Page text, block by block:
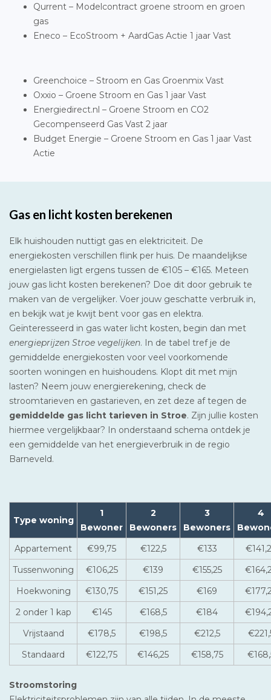
Qurrent – Modelcontract groene stroom en groen
gas
Eneco – EcoStroom + AardGas Actie 1 jaar Vast
Greenchoice – Stroom en Gas Groenmix Vast
Oxxio – Groene Stroom en Gas 1 jaar Vast
Energiedirect.nl – Groene Stroom en CO2
Gecompenseerd Gas Vast 2 jaar
Budget Energie – Groene Stroom en Gas 1 jaar Vast
Actie
Gas en licht kosten berekenen
Elk huishouden nuttigt gas en elektriciteit. De
energiekosten verschillen flink per huis. De maandelijkse
energielasten ligt ergens tussen de €105 – €165. Meteen
jouw gas licht kosten berekenen? Doe dit door gebruik te
maken van de vergelijker. Voer jouw geschatte verbruik in,
en bekijk wat je kwijt bent voor gas en elektra.
Geïnteresseerd in gas water licht kosten, begin dan met
energieprijzen Stroe vegelijken. In de tabel tref je de
gemiddelde energiekosten voor veel voorkomende
soorten woningen en huishoudens. Klopt dit met mijn
lasten? Neem jouw energierekening, check de
stroomtarieven en gastarieven, en zet deze af tegen de
gemiddelde gas licht tarieven in Stroe. Zijn jullie kosten
hiermee vergelijkbaar? In onderstaand schema ontdek je
een gemiddelde van het energieverbruik in de regio
Barneveld.
Type woning
1
Bewoner
2
Bewoners
3
Bewoners
4
Appartement
€99,75 €122,5 €133
Tussenwoning
€106,25 €139 €155,25
Hoekwoning
€130,75 €151,25 €169
2 onder 1 kap
€145 €168,5 €184
Vrijstaand
€178,5 €198,5 €212,5
Standaard
€122,75 €146,25 €158,75
Stroomstoring